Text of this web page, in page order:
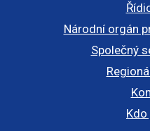
Národní orgán
Společný